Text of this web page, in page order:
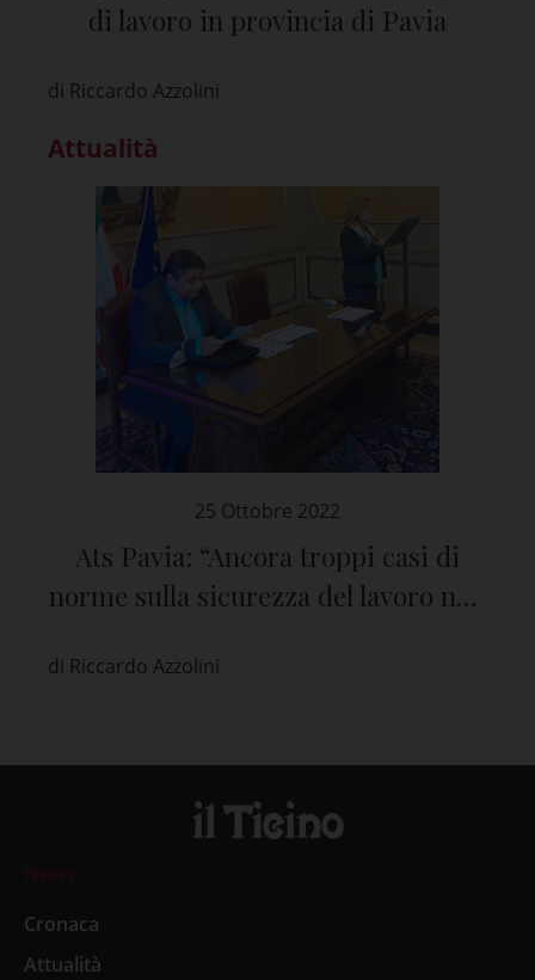
di lavoro in provincia di Pavia
di Riccardo Azzolini
Attualità
25 Ottobre 2022
Ats Pavia: “Ancora troppi casi di
norme sulla sicurezza del lavoro non
di Riccardo Azzolini
News
Cronaca
Attualità